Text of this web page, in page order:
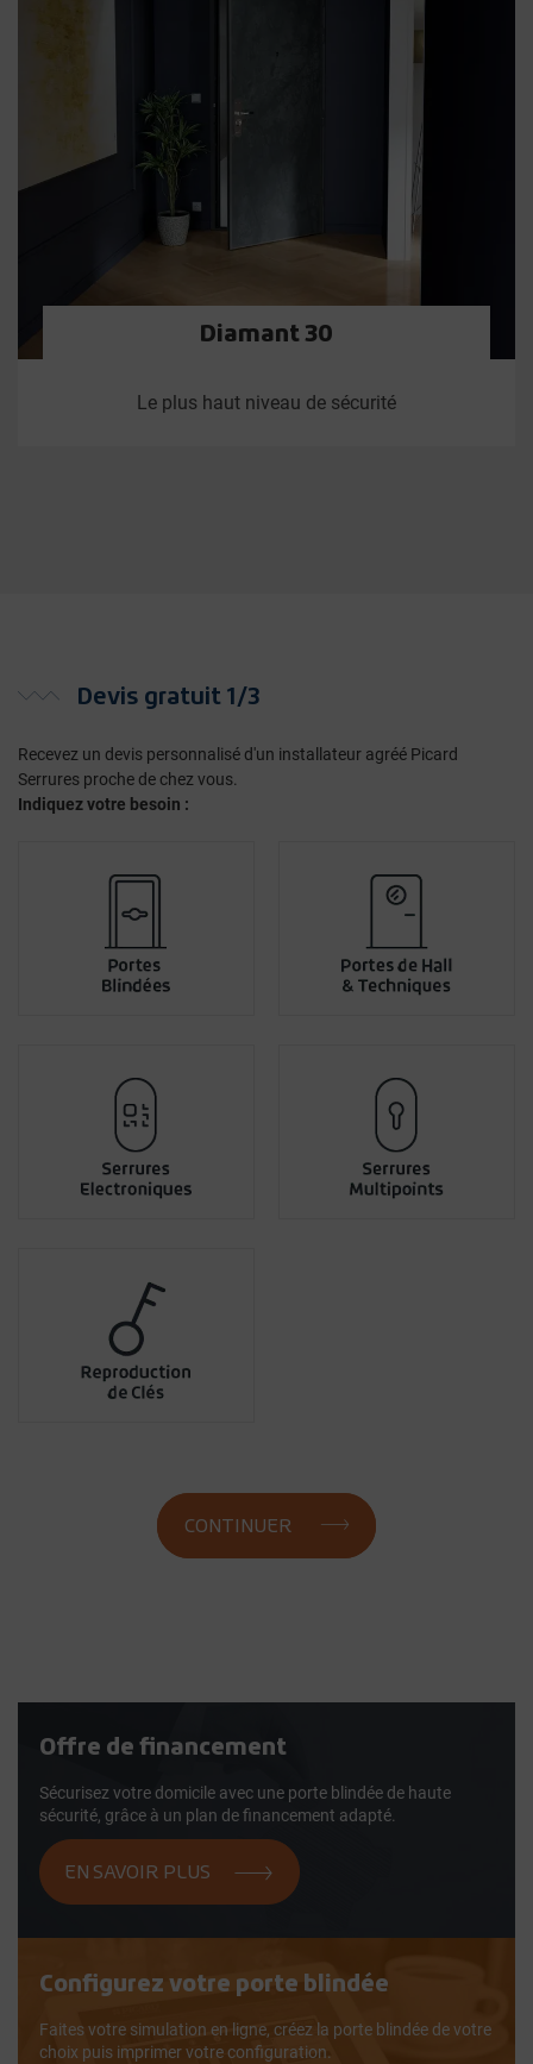
Diamant 30
Le plus haut niveau de sécurité
Devis gratuit 1/3
Recevez un devis personnalisé d'un installateur agréé Picard
Serrures proche de chez vous.
Indiquez votre besoin :
Offre de financement
Sécurisez votre domicile avec une porte blindée de haute
sécurité, grâce à un plan de financement adapté.
EN SAVOIR PLUS
Configurez votre porte blindée
Faites votre simulation en ligne, créez la porte blindée de votre
choix puis imprimer votre configuration.